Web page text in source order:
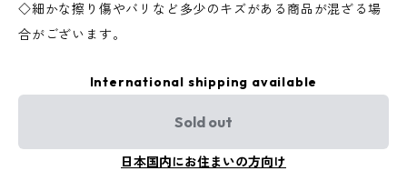
◇細かな擦り傷やバリなど多少のキズがある商品が混ざる場
合がございます。
International shipping available
Sold out
日本国内にお住まいの方向け